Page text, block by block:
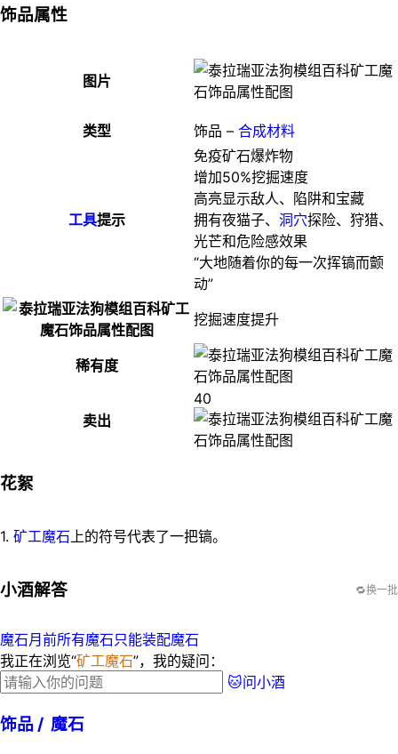
饰品属性
图片
类型 饰品 – 合成材料
工具提示
免疫矿石爆炸物
增加50%挖掘速度
高亮显示敌人、陷阱和宝藏
拥有夜猫子、 洞穴探险、狩猎、
光芒和危险感效果
“大地随着你的每一次挥镐而颤
动”
挖掘速度提升
稀有度
卖出
40
花絮
1. 矿工魔石 上的符号代表了一把镐。
小酒解答 🔁换一批
魔石月前所有魔石只能装配魔石
我正在浏览“矿工魔石”，我的疑问：
🐱问小酒
饰品 / 魔石